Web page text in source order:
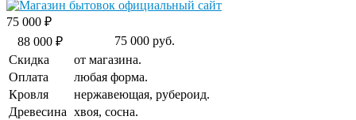
75 000 ₽
88 000 ₽
75 000 руб.
Скидка
от магазина.
Оплата
любая форма.
Кровля
нержавеющая, рубероид.
Древесина хвоя, сосна.